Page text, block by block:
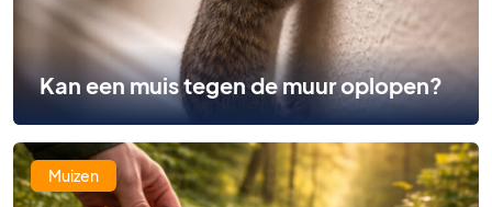
Kan een muis tegen de muur oplopen?
Muizen